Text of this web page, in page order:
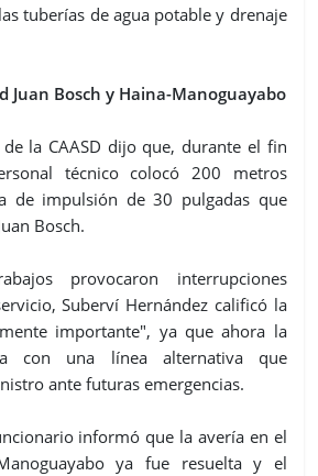
tuberías de agua potable y drenaje
Juan Bosch y Haina-Manoguayabo
la CAASD dijo que, durante el fin
técnico colocó 200 metros
de impulsión de 30 pulgadas que
Bosch.
provocaron interrupciones
Suberví Hernández calificó la
importante", ya que ahora la
con una línea alternativa que
ante futuras emergencias.
informó que la avería en el
ya fue resuelta y el